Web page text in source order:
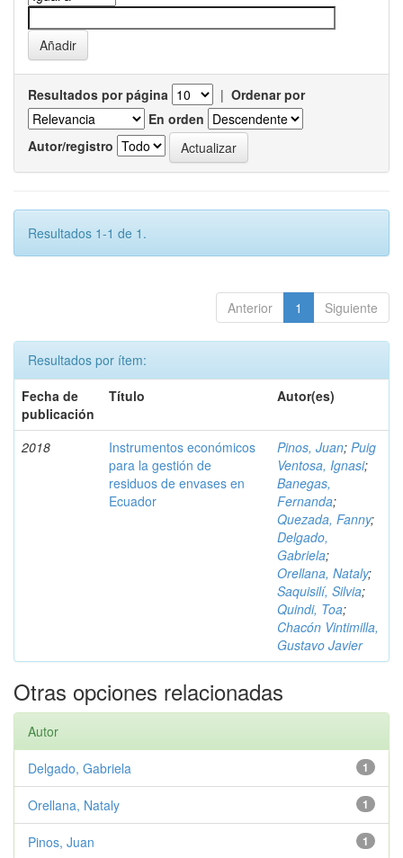
Resultados por página | Ordenar por
En orden
Autor/registro
Resultados 1-1 de 1.
Anterior 1 Siguiente
Resultados por ítem:
Fecha de
publicación
Título Autor(es)
2018
Instrumentos económicos
para la gestión de
residuos de envases en
Ecuador
Pinos, Juan; Puig
Ventosa, Ignasi;
Banegas,
Fernanda;
Quezada, Fanny;
Delgado,
Gabriela;
Orellana, Nataly;
Saquisilí, Silvia;
Quindi, Toa;
Chacón Vintimilla,
Gustavo Javier
Otras opciones relacionadas
Autor
1
Delgado, Gabriela
1
Orellana, Nataly
1
Pinos, Juan